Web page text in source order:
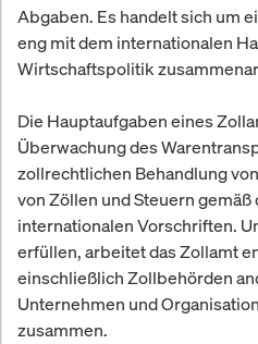
Abgaben. Es handelt sich um
eng mit dem internationalen
Wirtschaftspolitik
Die Hauptaufgaben eines
Überwachung des
zollrechtlichen Behandlung
von Zöllen und Steuern
internationalen Vorschriften.
erfüllen, arbeitet das Zollamt
einschließlich Zollbehörden
Unternehmen und
zusammen.